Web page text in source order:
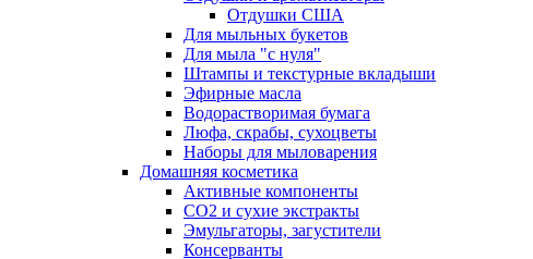
Отдушки США
Для мыльных букетов
Для мыла "с нуля"
Штампы и текстурные вкладыши
Эфирные масла
Водорастворимая бумага
Люфа, скрабы, сухоцветы
Наборы для мыловарения
Домашняя косметика
Активные компоненты
СО2 и сухие экстракты
Эмульгаторы, загустители
Консерванты